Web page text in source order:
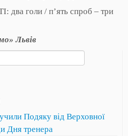
голи / п’ять спроб – три
Львів
Подяку від Верховної
Дня тренера